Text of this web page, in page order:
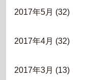
2017年5月 (32)
2017年4月 (32)
2017年3月 (13)